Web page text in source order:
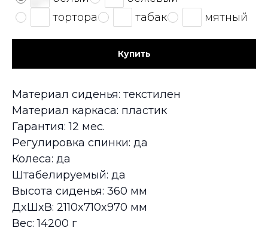
тортора
табак мятный
Купить
Материал сиденья: текстилен
Материал каркаса: пластик
Гарантия: 12 мес.
Регулировка спинки: да
Колеса: да
Штабелируемый: да
Высота сиденья: 360 мм
ДxШxВ: 2110x710x970 мм
Вес: 14200 г